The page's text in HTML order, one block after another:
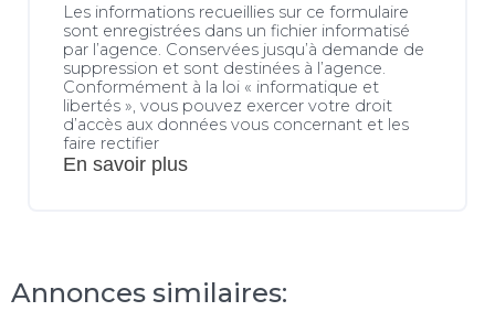
Les informations recueillies sur ce formulaire
sont enregistrées dans un fichier informatisé
par l’agence. Conservées jusqu’à demande de
suppression et sont destinées à l’agence.
Conformément à la loi « informatique et
libertés », vous pouvez exercer votre droit
d’accès aux données vous concernant et les
faire rectifier
En savoir plus
Annonces similaires: